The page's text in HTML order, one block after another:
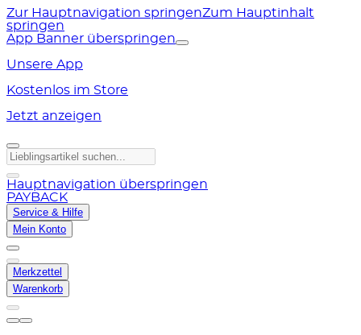
Zur Hauptnavigation springenZum Hauptinhalt
springen
App Banner überspringen
Unsere App
Kostenlos im Store
Jetzt anzeigen
Hauptnavigation überspringen
PAYBACK
Service & Hilfe
Mein Konto
Merkzettel
Warenkorb